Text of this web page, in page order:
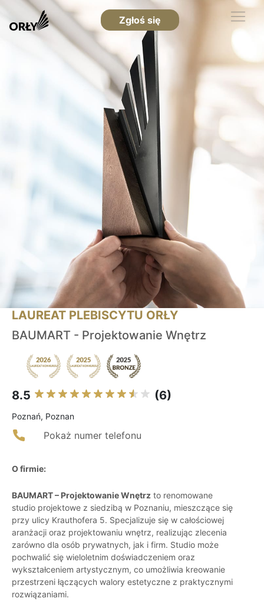
Zgłoś się
LAUREAT PLEBISCYTU ORŁY
BAUMART - Projektowanie Wnętrz
8.5 (6)
Poznań, Poznan
Pokaż numer telefonu
O firmie:
BAUMART – Projektowanie Wnętrz to renomowane
studio projektowe z siedzibą w Poznaniu, mieszczące się
przy ulicy Krauthofera 5. Specjalizuje się w całościowej
aranżacji oraz projektowaniu wnętrz, realizując zlecenia
zarówno dla osób prywatnych, jak i firm. Studio może
pochwalić się wieloletnim doświadczeniem oraz
wykształceniem artystycznym, co umożliwia kreowanie
przestrzeni łączących walory estetyczne z praktycznymi
rozwiązaniami.